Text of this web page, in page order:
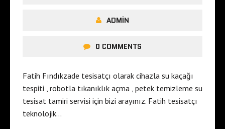
ADMIN
0 COMMENTS
Fatih Fındıkzade tesisatçı olarak cihazla su kaçağı
tespiti , robotla tıkanıklık açma , petek temizleme su
tesisat tamiri servisi için bizi arayınız. Fatih tesisatçı
teknolojik…